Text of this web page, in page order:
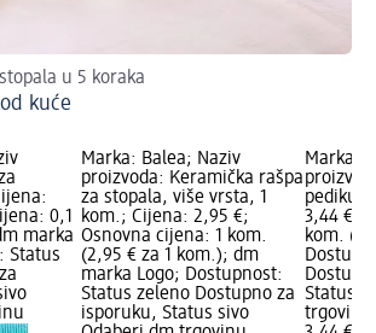
u 5 koraka
kuće
0,1
marka
Status
Marka: Balea; Naziv
proizvoda: Keramička rašpa
za stopala, više vrsta, 1
kom.; Cijena: 2,95 €;
Osnovna cijena: 1 kom.
(2,95 € za 1 kom.); dm
marka Logo; Dostupnost:
Status zeleno Dostupno za
isporuku, Status sivo
Marka:
3,44 €;
kom.
Status
trgovinu